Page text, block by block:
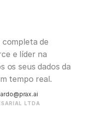
de
e líder na
os seus dados da
tempo real.
LTDA